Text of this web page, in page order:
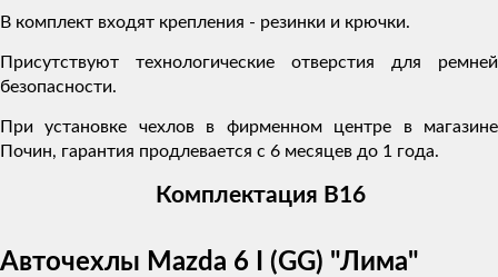
В комплект входят крепления - резинки и крючки.
Присутствуют технологические отверстия для ремней
безопасности.
При установке чехлов в фирменном центре в магазине
Почин, гарантия продлевается с 6 месяцев до 1 года.
Комплектация В16
Авточехлы Mazda 6 I (GG) "Лима"